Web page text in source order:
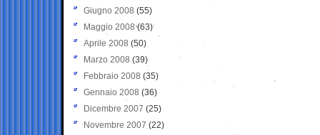
Giugno 2008 (55)
Maggio 2008(63)
Aprile 2008 (50)
Marzo 2008 (39)
Febbraio 2008 (35)
Gennaio 2008 (36)
Dicembre 2007 (25)
Novembre 2007 (22)